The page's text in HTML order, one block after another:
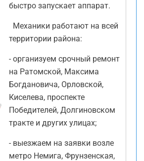
быстро запускает аппарат.
Механики работают на всей
территории района:
- организуем срочный ремонт
на Ратомской, Максима
Богдановича, Орловской,
Киселева, проспекте
Победителей, Долгиновском
тракте и других улицах;
- выезжаем на заявки возле
метро Немига, Фрунзенская,